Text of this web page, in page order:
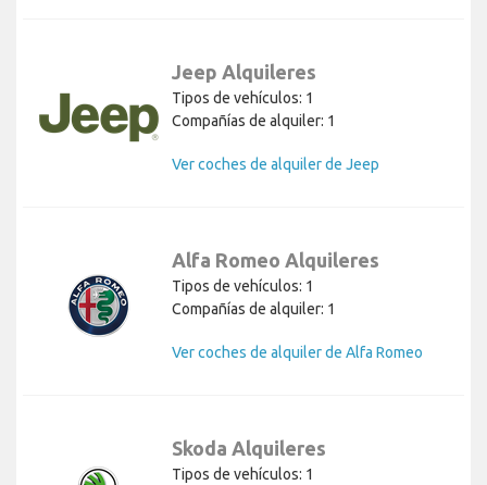
Jeep Alquileres
Tipos de vehículos: 1
Compañías de alquiler: 1
Ver coches de alquiler de Jeep
Alfa Romeo Alquileres
Tipos de vehículos: 1
Compañías de alquiler: 1
Ver coches de alquiler de Alfa Romeo
Skoda Alquileres
Tipos de vehículos: 1